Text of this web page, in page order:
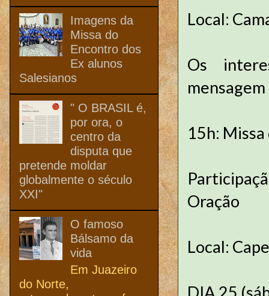
Local:
Os
15h:
Oração
Local:
DIA 25
Imagens da
Missa do
Encontro dos
Ex alunos
Salesianos
" O BRASIL é,
por ora, o
centro da
disputa que
pretende moldar
globalmente o século
XXI"
O famoso
Bálsamo da
vida
Em Juazeiro
do Norte,